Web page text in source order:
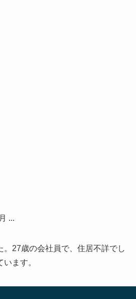
27歳の会社員で、住居不詳でし
ます。